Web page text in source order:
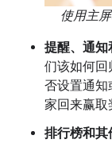
使用主
提醒、通知
们该如何回
否设置通知
家回来赢取
排行榜和其